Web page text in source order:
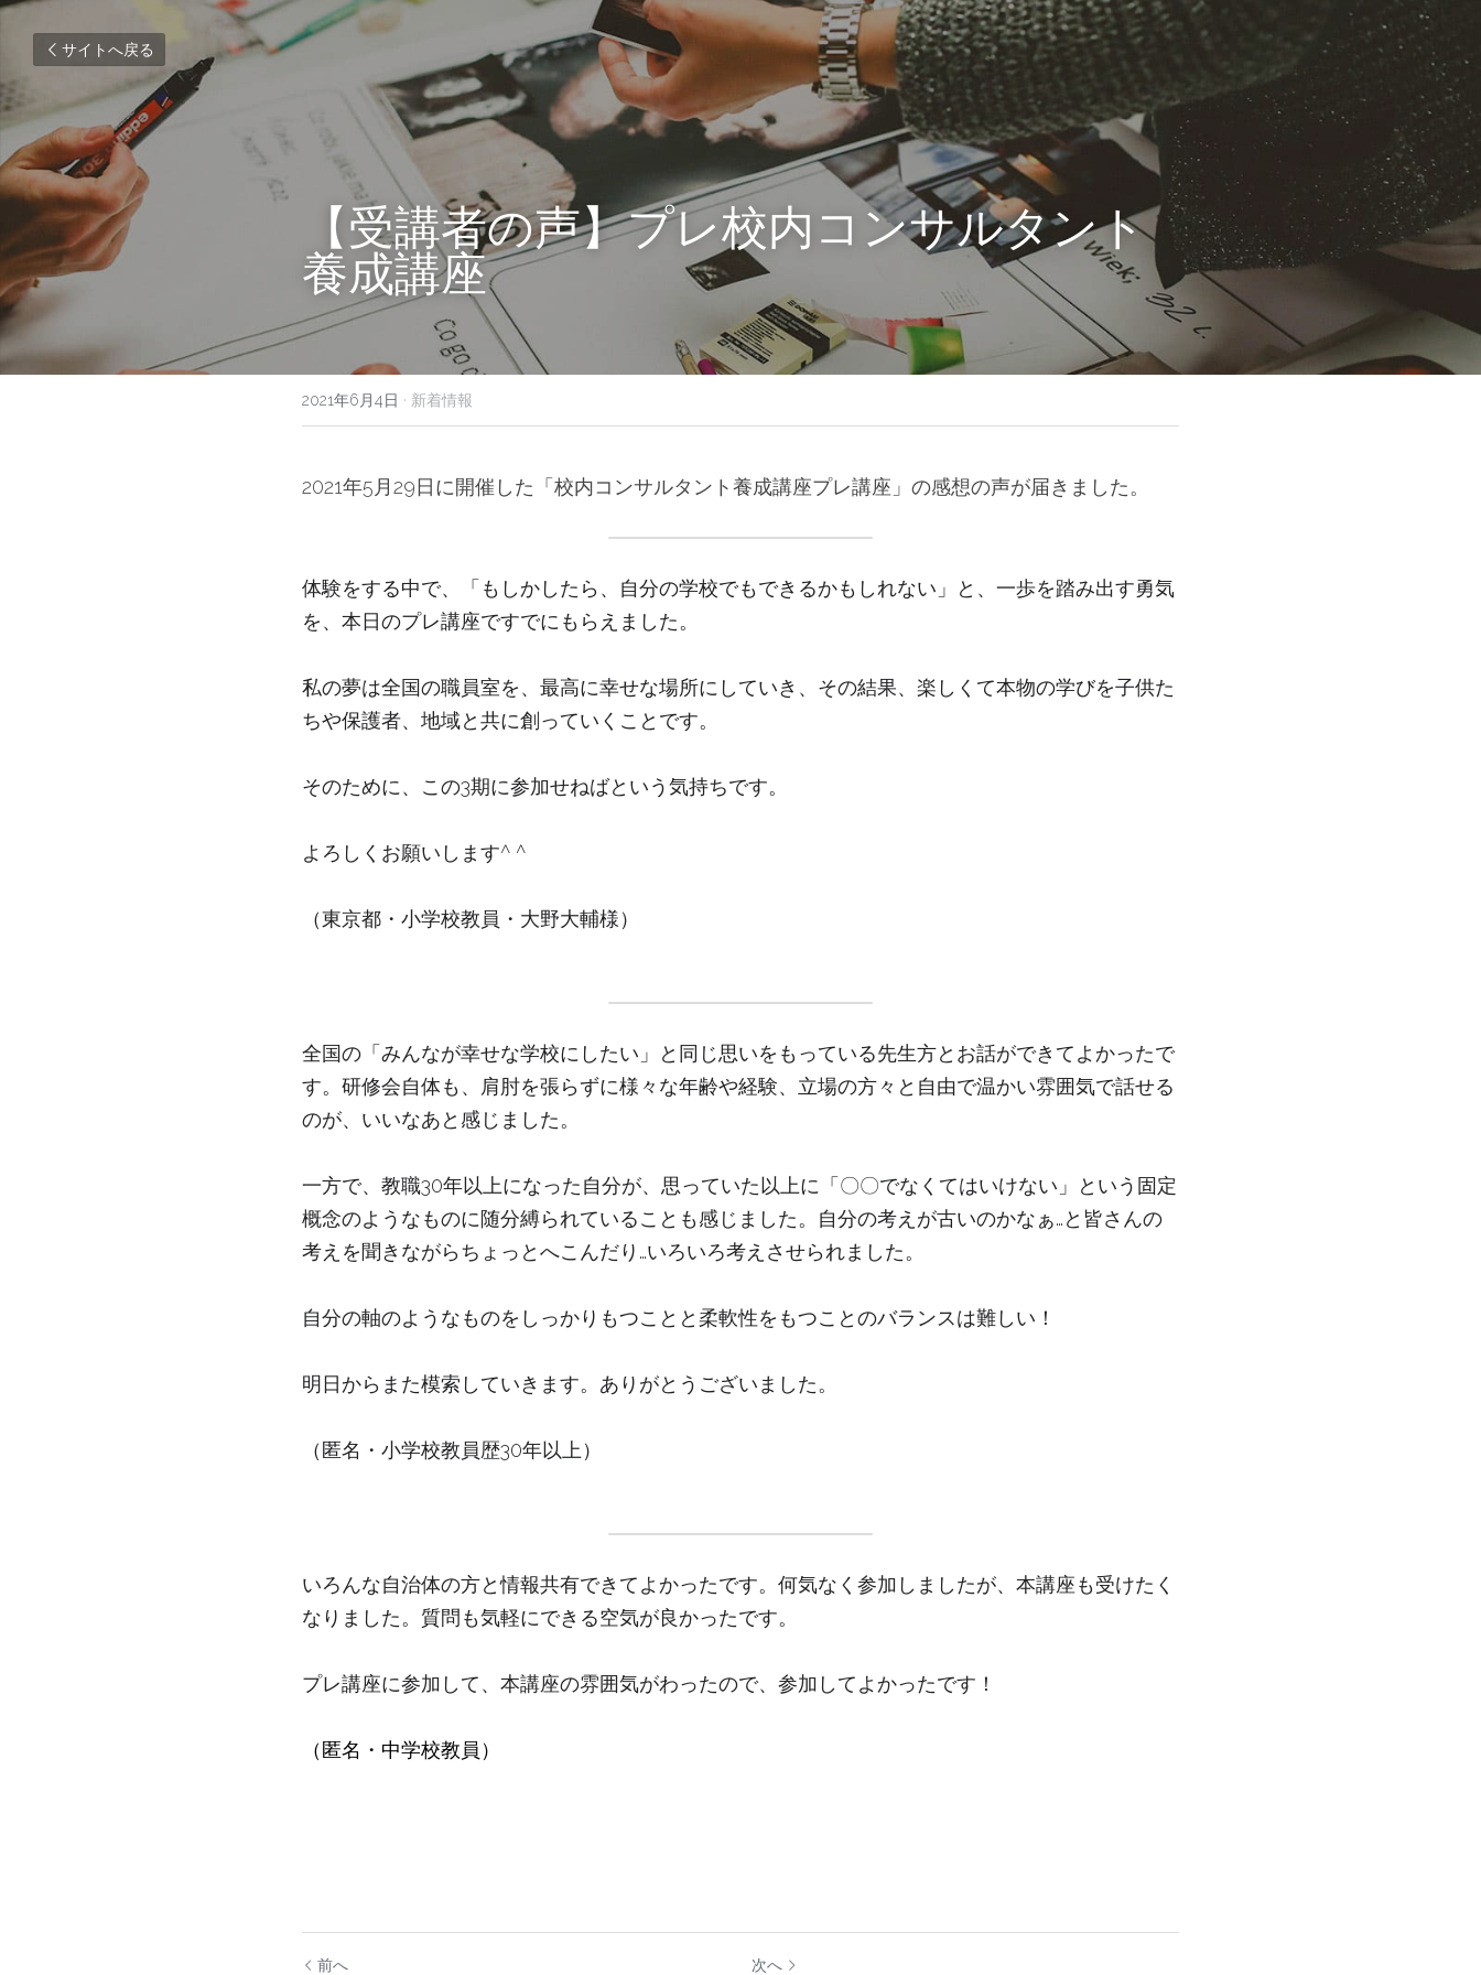
サイトへ戻る
【受講者の声】プレ校内コンサルタント
養成講座
2021年6月4日 · 新着情報
2021年5月29日に開催した「校内コンサルタント養成講座プレ講座」の感想の声が届きました。
体験をする中で、「もしかしたら、自分の学校でもできるかもしれない」と、一歩を踏み出す勇気
を、本日のプレ講座ですでにもらえました。
私の夢は全国の職員室を、最高に幸せな場所にしていき、その結果、楽しくて本物の学びを子供た
ちや保護者、地域と共に創っていくことです。
そのために、この3期に参加せねばという気持ちです。
よろしくお願いします^ ^
（東京都・小学校教員・大野大輔様）
全国の「みんなが幸せな学校にしたい」と同じ思いをもっている先生方とお話ができてよかったで
す。研修会自体も、肩肘を張らずに様々な年齢や経験、立場の方々と自由で温かい雰囲気で話せる
のが、いいなあと感じました。
一方で、教職30年以上になった自分が、思っていた以上に「〇〇でなくてはいけない」という固定
概念のようなものに随分縛られていることも感じました。自分の考えが古いのかなぁ…と皆さんの
考えを聞きながらちょっとへこんだり…いろいろ考えさせられました。
自分の軸のようなものをしっかりもつことと柔軟性をもつことのバランスは難しい！
明日からまた模索していきます。ありがとうございました。
（匿名・小学校教員歴30年以上）
いろんな自治体の方と情報共有できてよかったです。何気なく参加しましたが、本講座も受けたく
なりました。質問も気軽にできる空気が良かったです。
プレ講座に参加して、本講座の雰囲気がわったので、参加してよかったです！
（匿名・中学校教員）
前へ 次へ